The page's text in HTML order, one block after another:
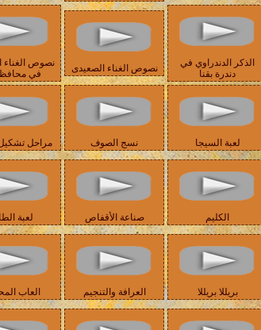
الذكر الدندراوي في
دندرة بقنا
نصوص الغناء الصعيدى
نصوص الغناء
في
لعبة السيجا نسج الصوف مراحل تشكيل
الكليم صناعة الأقفاص لعبة
بريللا بريللا العرافة والتنجيم العاب